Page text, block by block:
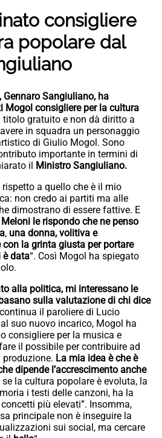
consigliere
popolare dal
Sangiuliano, ha
Mogol consigliere per la cultura
titolo gratuito e non dà diritto a
in squadra un personaggio
di Giulio Mogol. Sono
importante in termini di
il Ministro Sangiuliano.
a quello che è il mio
non credo ai partiti ma alle
dimostrano di essere fattive. E
le rispondo che ne penso
, una donna, volitiva e
la grinta giusta per portare
è data“. Così Mogol ha spiegato
alla politica, mi interessano le
sulla valutazione di chi dice
il paroliere di Lucio
suo nuovo incarico, Mogol ha
consigliere per la musica e
il possibile per contribuire ad
La mia idea è che è
dipende l’accrescimento anche
se la cultura popolare è evoluta, la
i testi delle canzoni, ha la
più elevati”. Insomma,
principale non è inseguire la
sui social, ma cercare